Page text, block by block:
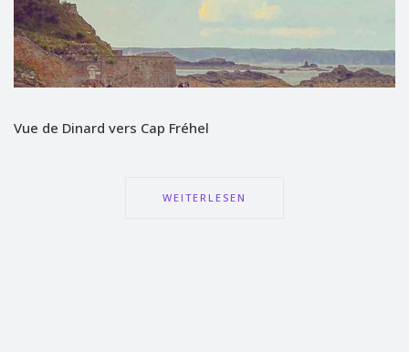
Vue de Dinard vers Cap Fréhel
WEITERLESEN